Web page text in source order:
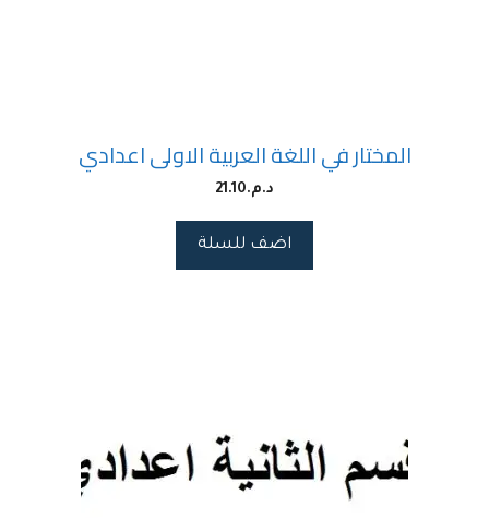
المختار في اللغة العربية الاولى اعدادي
د.م.21.10
اضف للسلة